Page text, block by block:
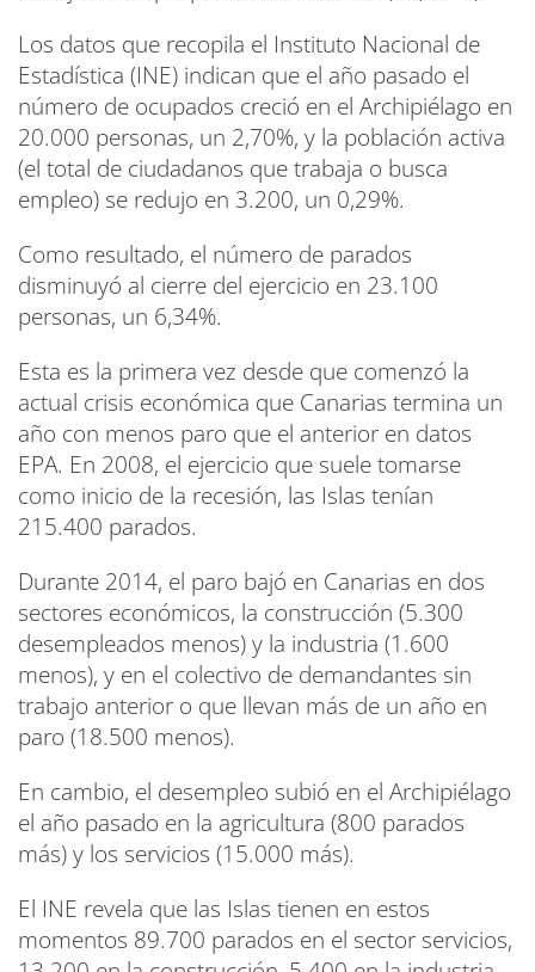
Los datos que recopila el Instituto Nacional de
Estadística (INE) indican que el año pasado el
número de ocupados creció en el Archipiélago en
20.000 personas, un 2,70%, y la población activa
(el total de ciudadanos que trabaja o busca
empleo) se redujo en 3.200, un 0,29%.
Como resultado, el número de parados
disminuyó al cierre del ejercicio en 23.100
personas, un 6,34%.
Esta es la primera vez desde que comenzó la
actual crisis económica que Canarias termina un
año con menos paro que el anterior en datos
EPA. En 2008, el ejercicio que suele tomarse
como inicio de la recesión, las Islas tenían
215.400 parados.
Durante 2014, el paro bajó en Canarias en dos
sectores económicos, la construcción (5.300
desempleados menos) y la industria (1.600
menos), y en el colectivo de demandantes sin
trabajo anterior o que llevan más de un año en
paro (18.500 menos).
En cambio, el desempleo subió en el Archipiélago
el año pasado en la agricultura (800 parados
más) y los servicios (15.000 más).
El INE revela que las Islas tienen en estos
momentos 89.700 parados en el sector servicios,